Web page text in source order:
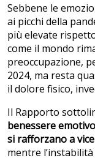
Sebbene le
ai picchi della
più elevate
come il mondo
preoccupazione,
2024, ma resta
il dolore fisico,
Il Rapporto
benessere
si rafforzano a
mentre